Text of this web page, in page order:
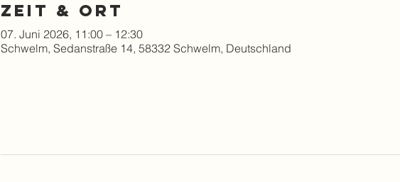
Zeit & Ort
07. Juni 2026, 11:00 – 12:30
Schwelm, Sedanstraße 14, 58332 Schwelm, Deutschland